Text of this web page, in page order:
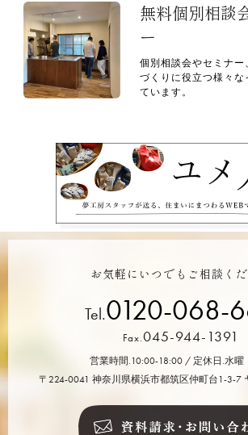
無料個別相談
ー
個別相談会やセミナー
づくりに役立つ様々な
ています。
お気軽にいつでもご相談く
Tel.0120-068-
Fax.045-944-1391
営業時間.10:00-18:00 / 定休日.水曜
〒224-0041 神奈川県横浜市都筑区仲町台1-3-7